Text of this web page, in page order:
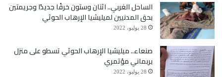
الساحل الغربي.. اثنان وستون خرقًا جديدًا وجريمتين
بحق المدنيين لميليشيا الإرهاب الحوثي
28 يوليو، 2022
صنعاء.. ميليشيا الإرهاب الحوثي تسطو على منزل
بربماني مؤتمري
28 يوليو، 2022